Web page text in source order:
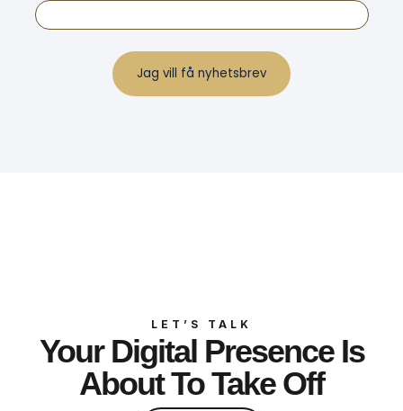
LET’S TALK
Your Digital Presence Is
About To Take Off